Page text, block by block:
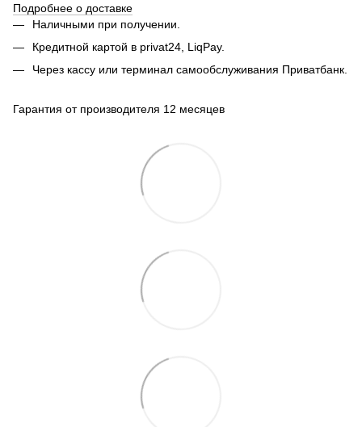
Подробнее о доставке
Наличными при получении.
Кредитной картой в privat24, LiqPay.
Через кассу или терминал самообслуживания Приватбанк.
Гарантия от производителя 12 месяцев